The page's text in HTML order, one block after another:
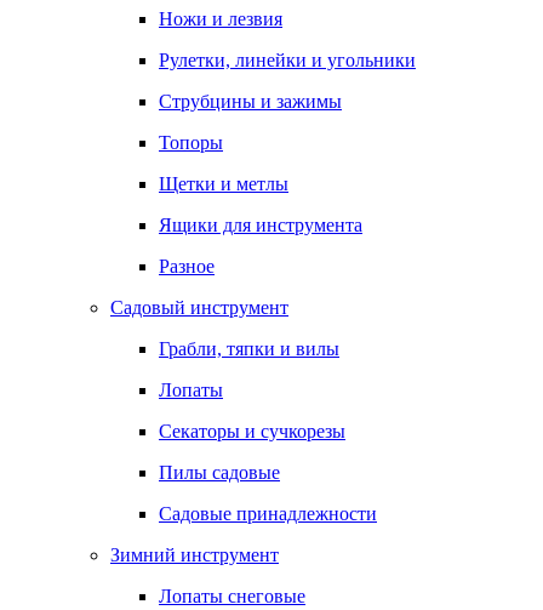
Ножи и лезвия
Рулетки, линейки и угольники
Струбцины и зажимы
Топоры
Щетки и метлы
Ящики для инструмента
Разное
Садовый инструмент
Грабли, тяпки и вилы
Лопаты
Секаторы и сучкорезы
Пилы садовые
Садовые принадлежности
Зимний инструмент
Лопаты снеговые